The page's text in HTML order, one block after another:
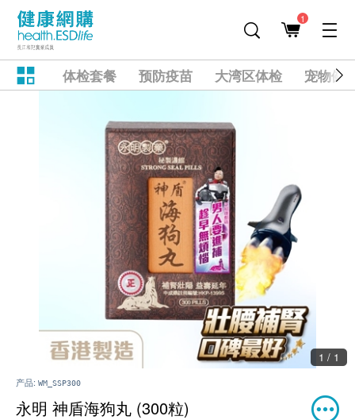
1
体检套餐 预防疫苗 大湾区体检 宠物健
1 / 1
产品: WM_SSP300
永明 神盾海狗丸 (300粒)